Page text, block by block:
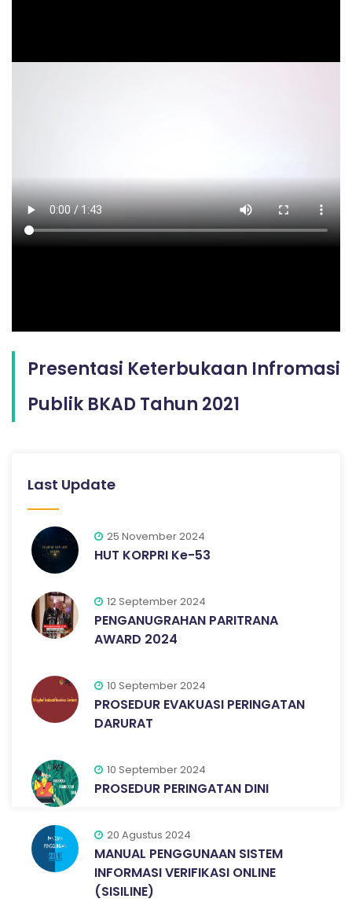
Presentasi Keterbukaan Infromasi
Publik BKAD Tahun 2021
Last Update
25 November 2024
HUT KORPRI Ke-53
12 September 2024
PENGANUGRAHAN PARITRANA
AWARD 2024
10 September 2024
PROSEDUR EVAKUASI PERINGATAN
DARURAT
10 September 2024
PROSEDUR PERINGATAN DINI
20 Agustus 2024
MANUAL PENGGUNAAN SISTEM
INFORMASI VERIFIKASI ONLINE
(SISILINE)